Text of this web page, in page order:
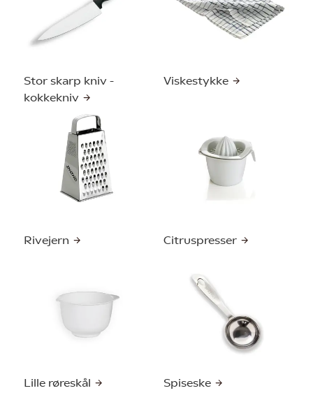
Stor skarp kniv -
kokkekniv
Viskestykke
Rivejern Citruspresser
Lille røreskål Spiseske